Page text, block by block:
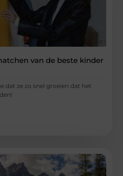
van de beste kinder
dat ze zo snel groeien dat het